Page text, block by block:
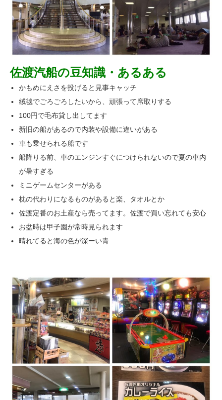
佐渡汽船の豆知識・あるある
かもめにえさを投げると見事キャッチ
絨毯でごろごろしたいから、頑張って席取りする
100円で毛布貸し出してます
新旧の船があるので内装や設備に違いがある
車も乗せられる船です
船降りる前、車のエンジンすぐにつけられないので夏の車内
が暑すぎる
ミニゲームセンターがある
枕の代わりになるものがあると楽、タオルとか
佐渡定番のお土産なら売ってます。佐渡で買い忘れても安心
お盆時は甲子園が常時見られます
晴れてると海の色が深ーい青